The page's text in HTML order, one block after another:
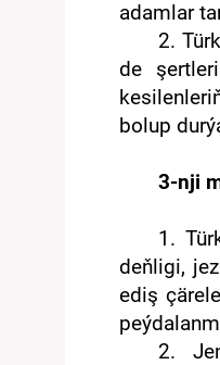
adamlar
2.
de
bolup
3-nji
1.
deňligi,
ediş
2.